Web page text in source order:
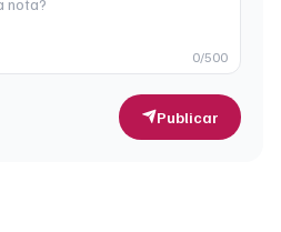
0/500
Publicar